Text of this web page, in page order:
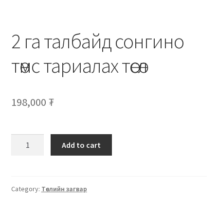
Хөдөлмөрийн багц баримт
Хүний нөөцийн бодлогын баримт
Шүүхэд нэхэмжлэл гаргах загварууд
2 га талбайд сонгино
төмс тариалах төсөл
198,000 ₮
Add to cart
Category: Төслийн загвар